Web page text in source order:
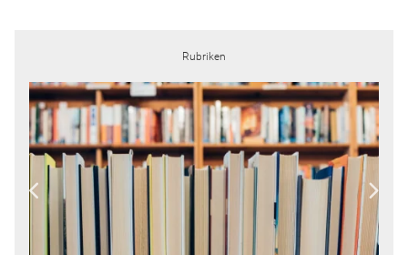
Rubriken